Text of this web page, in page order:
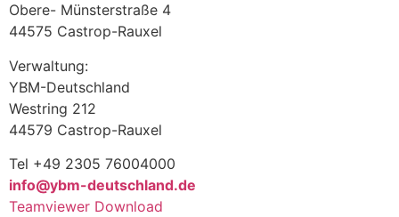
Obere- Münsterstraße 4
44575 Castrop-Rauxel
Verwaltung:
YBM-Deutschland
Westring 212
44579 Castrop-Rauxel
Tel +49 2305 76004000
info@ybm-deutschland.de
Teamviewer Download